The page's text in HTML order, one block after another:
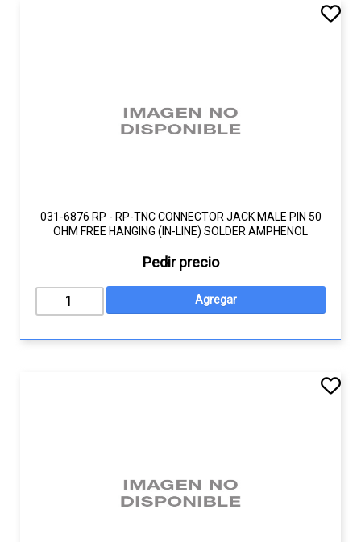
031-6876 RP - RP-TNC CONNECTOR JACK MALE PIN 50
OHM FREE HANGING (IN-LINE) SOLDER AMPHENOL
Pedir precio